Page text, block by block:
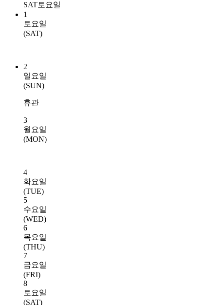
SAT토요일
1
토요일
(SAT)
2
일요일
(SUN)
휴관
3
월요일
(MON)
4
화요일
(TUE)
5
수요일
(WED)
6
목요일
(THU)
7
금요일
(FRI)
8
토요일
(SAT)